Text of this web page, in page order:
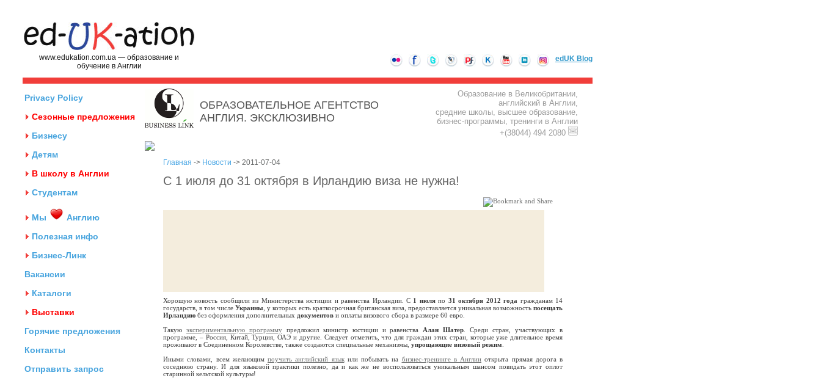
www.edukation.com.ua — образование и
обучение в Англии
edUK Blog
Privacy Policy
Сезонные предложения
Бизнесу
Детям
В школу в Англии
Студентам
Мы
Англию
Полезная инфо
Бизнес-Линк
Вакансии
Каталоги
Выставки
Горячие предложения
Контакты
Отправить запрос
ОБРАЗОВАТЕЛЬНОЕ АГЕНТСТВО
АНГЛИЯ. ЭКСКЛЮЗИВНО
Образование в Великобритании,
английский в Англии,
средние школы, высшее образование,
бизнес-программы, тренинги в Англии
+(38044) 494 2080
Главная -> Новости -> 2011-07-04
С 1 июля до 31 октября в Ирландию виза не нужна!
Хорошую новость сообщили из Министерства юстиции и равенства Ирландии. С 1 июляпо 31 октября 2012 года гражданам 14
государств, в том числе Украины , у которых есть краткосрочная британская виза, предоставляется уникальная возможность посещать
Ирландию без оформления дополнительных документов и оплаты визового сбора в размере 60 евро.
Такую экспериментальную программупредложил министр юстиции и равенства Алан Шатер . Среди стран, участвующих в
программе, – Россия, Китай, Турция, ОАЭ и другие. Следует отметить, что для граждан этих стран, которые уже длительное время
проживают в Соединенном Королевстве, также создаются специальные механизмы, упрощающие визовый режим
Иными словами, всем желающим поучить английский языкили побывать на бизнес-тренинге в Англии открыта прямая дорога в
соседнюю страну. И для языковой практики полезно, да и как же не воспользоваться уникальным шансом повидать этот оплот
старинной кельтской культуры!